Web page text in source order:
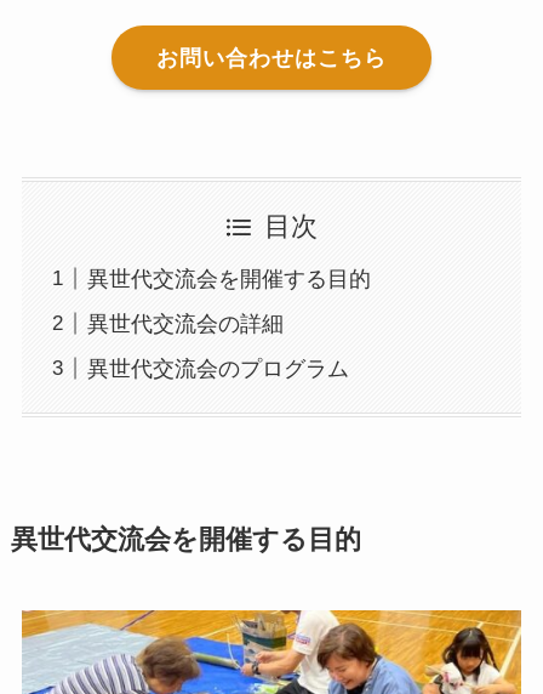
お問い合わせはこちら
目次
異世代交流会を開催する目的
異世代交流会の詳細
異世代交流会のプログラム
異世代交流会を開催する目的